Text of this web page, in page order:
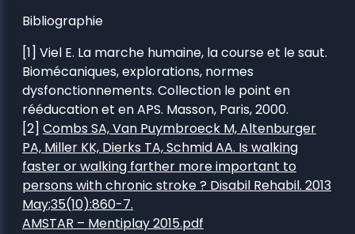
Bibliographie
[1] Viel E. La marche humaine, la course et le saut.
Biomécaniques, explorations, normes
dysfonctionnements. Collection le point en
rééducation et en APS. Masson, Paris, 2000.
[2] Combs SA, Van Puymbroeck M, Altenburger
PA, Miller KK, Dierks TA, Schmid AA. Is walking
faster or walking farther more important to
persons with chronic stroke ? Disabil Rehabil. 2013
May;35(10):860-7.
AMSTAR – Mentiplay 2015.pdf